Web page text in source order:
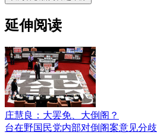
延伸阅读
庄慧良：大罢免、大倒阁？
台在野国民党内部对倒阁案意见分歧